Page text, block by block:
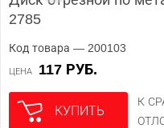
2785
Код товара — 200103
ЦЕНА 117 РУБ.
КУПИТЬ
К